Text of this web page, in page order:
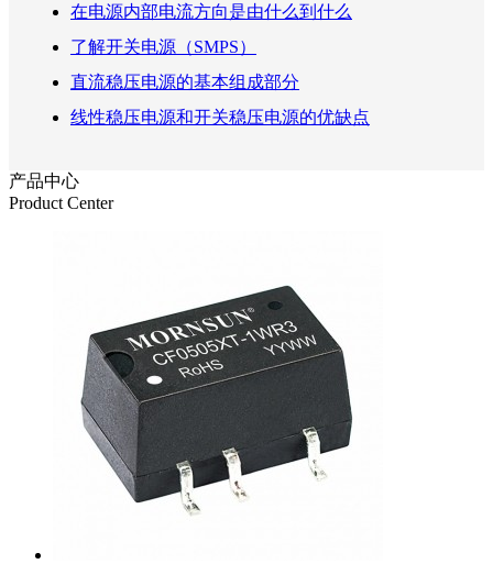
在电源内部电流方向是由什么到什么
了解开关电源（SMPS）
直流稳压电源的基本组成部分
线性稳压电源和开关稳压电源的优缺点
产品中心
Product Center